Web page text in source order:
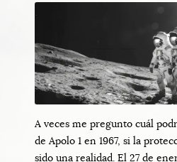
A veces me pregunto cuál
de Apolo 1 en 1967, si la
sido una realidad. El 27 de